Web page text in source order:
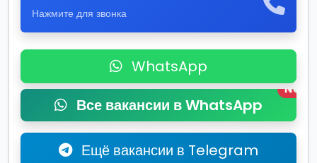
Нажмите для звонка
WhatsApp
Все вакансии в WhatsApp
New
Ещё вакансии в Telegram